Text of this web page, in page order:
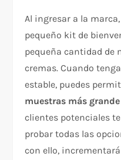
Al ingresar a la
pequeño kit de
pequeña cantidad de
cremas. Cuando
estable, puedes
muestras más
clientes potenciales
probar todas las
con ello,